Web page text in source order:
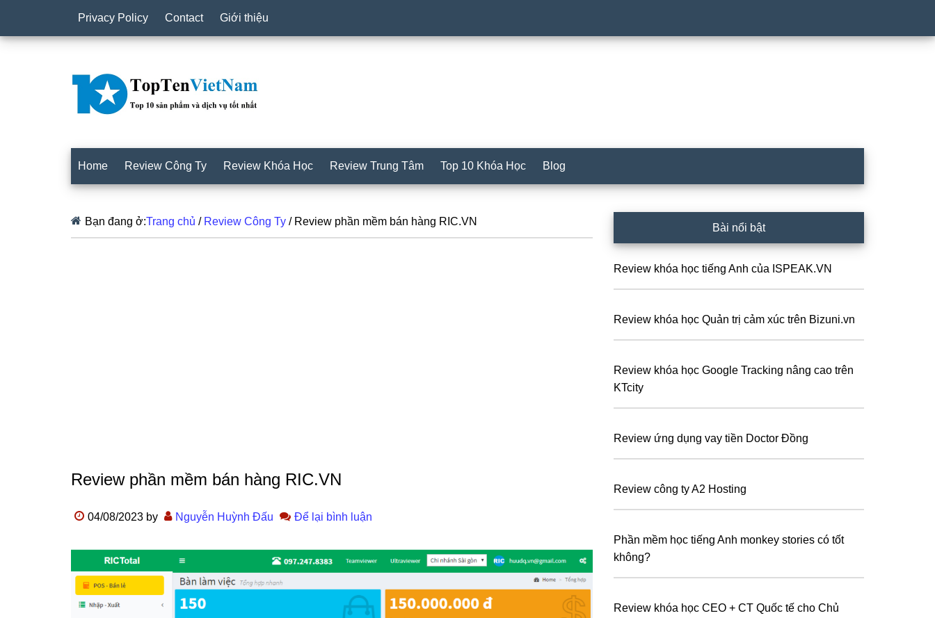
Privacy Policy Contact Giới thiệu
Home Review Công Ty Review Khóa Học Review Trung Tâm Top 10 Khóa Học Blog
Bạn đang ở:Trang chủ / Review Công Ty /Review phần mềm bán hàng RIC.VN
Review phần mềm bán hàng RIC.VN
04/08/2023 by Nguyễn Huỳnh Đấu Để lại bình luận
chính
Bài nổi bật
Review khóa học tiếng Anh của ISPEAK.VN
Review khóa học Quản trị cảm xúc trên Bizuni.vn
Review khóa học Google Tracking nâng cao trên
KTcity
Review ứng dụng vay tiền Doctor Đồng
Review công ty A2 Hosting
Phần mềm học tiếng Anh monkey stories có tốt
không?
Review khóa học CEO + CT Quốc tế cho Chủ